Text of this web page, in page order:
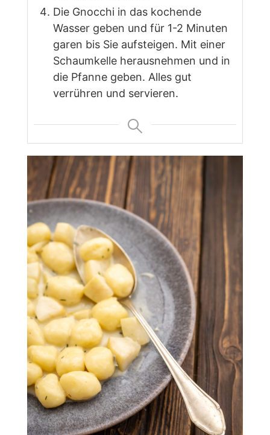
Die Gnocchi in das kochende
Wasser geben und für 1-2 Minuten
garen bis Sie aufsteigen. Mit einer
Schaumkelle herausnehmen und in
die Pfanne geben. Alles gut
verrühren und servieren.